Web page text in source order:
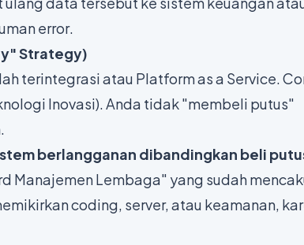
error.
Strategy)
terintegrasi atau Platform as a Service.
Inovasi). Anda tidak "membeli putus"
berlangganan dibandingkan beli
Manajemen Lembaga" yang sudah
coding, server, atau keamanan,